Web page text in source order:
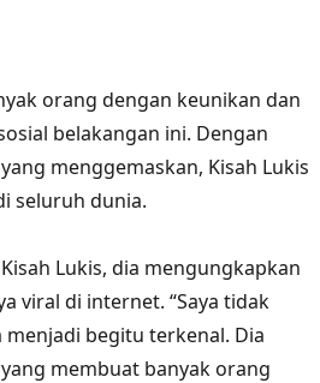
orang dengan keunikan dan
belakangan ini. Dengan
menggemaskan, Kisah Lukis
seluruh dunia.
Lukis, dia mengungkapkan
viral di internet. “Saya tidak
menjadi begitu terkenal. Dia
membuat banyak orang